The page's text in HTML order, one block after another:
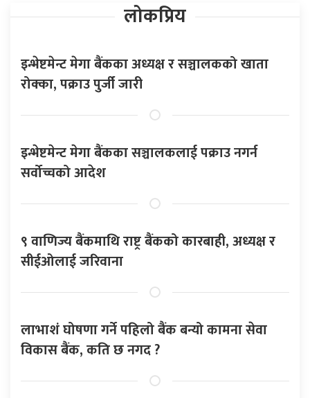
लोकप्रिय
इन्भेष्टमेन्ट मेगा बैंकका अध्यक्ष र सञ्चालकको खाता
रोक्का, पक्राउ पुर्जी जारी
इन्भेष्टमेन्ट मेगा बैंकका सञ्चालकलाई पक्राउ नगर्न
सर्वोच्चको आदेश
९ वाणिज्य बैंकमाथि राष्ट्र बैंकको कारबाही, अध्यक्ष र
सीईओलाई जरिवाना
लाभाशं घोषणा गर्ने पहिलो बैंक बन्यो कामना सेवा
विकास बैंक, कति छ नगद ?